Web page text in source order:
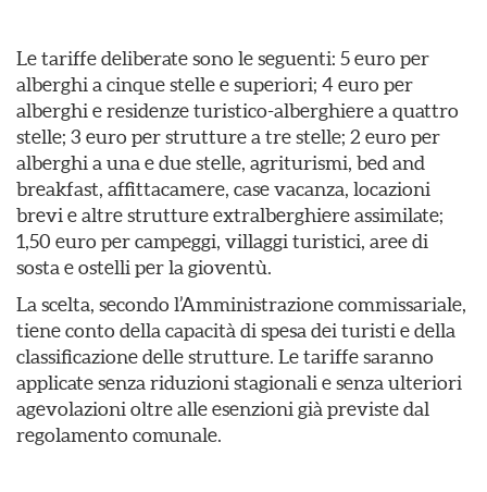
Le tariffe deliberate sono le seguenti: 5 euro per
alberghi a cinque stelle e superiori; 4 euro per
alberghi e residenze turistico-alberghiere a quattro
stelle; 3 euro per strutture a tre stelle; 2 euro per
alberghi a una e due stelle, agriturismi, bed and
breakfast, affittacamere, case vacanza, locazioni
brevi e altre strutture extralberghiere assimilate;
1,50 euro per campeggi, villaggi turistici, aree di
sosta e ostelli per la gioventù.
La scelta, secondo l’Amministrazione commissariale,
tiene conto della capacità di spesa dei turisti e della
classificazione delle strutture. Le tariffe saranno
applicate senza riduzioni stagionali e senza ulteriori
agevolazioni oltre alle esenzioni già previste dal
regolamento comunale.